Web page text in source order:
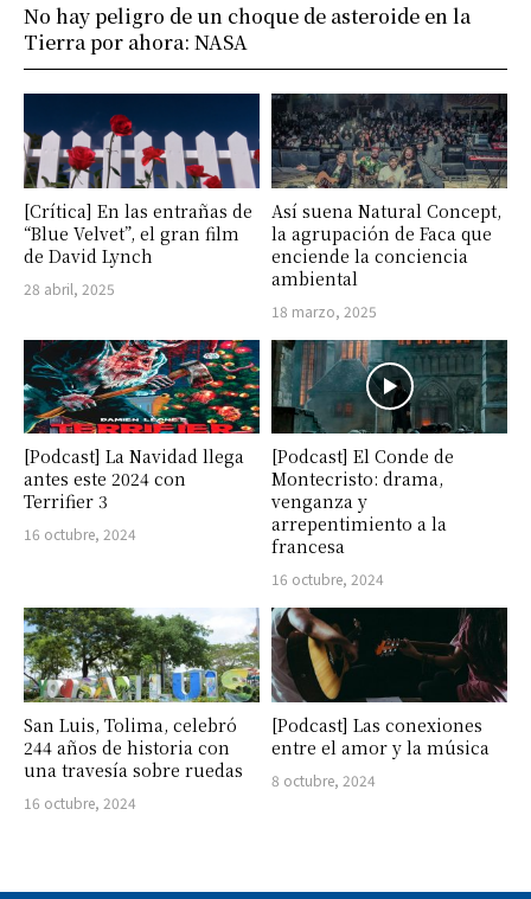
[Crítica] En las entrañas de
“Blue Velvet”, el gran film
de David Lynch
28 abril, 2025
Así suena Natural Concept,
la agrupación de Faca que
enciende la conciencia
ambiental
18 marzo, 2025
[Podcast] La Navidad llega
antes este 2024 con
Terrifier 3
16 octubre, 2024
[Podcast] El Conde de
Montecristo: drama,
venganza y
arrepentimiento a la
francesa
16 octubre, 2024
San Luis, Tolima, celebró
244 años de historia con
una travesía sobre ruedas
16 octubre, 2024
[Podcast] Las conexiones
entre el amor y la música
8 octubre, 2024
No hay peligro de un choque de asteroide en la
Tierra por ahora: NASA